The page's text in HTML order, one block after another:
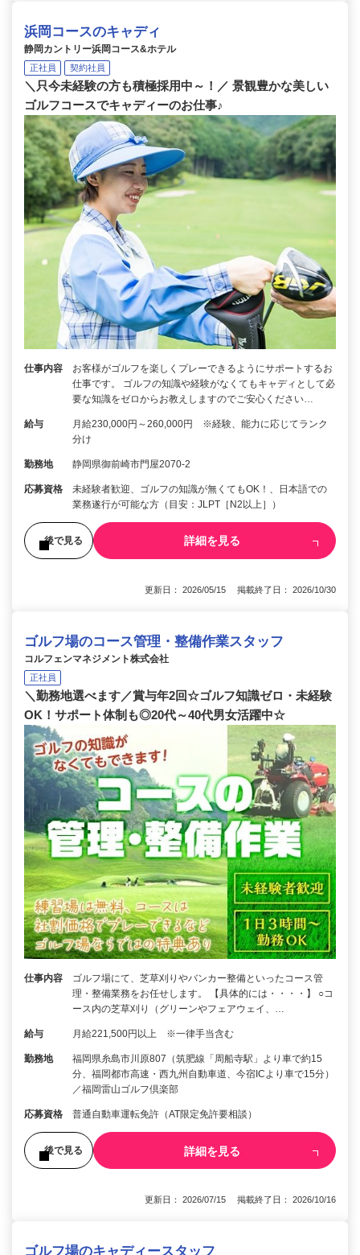
浜岡コースのキャディ
静岡カントリー浜岡コース&ホテル
正社員 契約社員
＼只今未経験の方も積極採用中～！／ 景観豊かな美しい
ゴルフコースでキャディーのお仕事♪
仕事内容
お客様がゴルフを楽しくプレーできるようにサポートするお
仕事です。 ゴルフの知識や経験がなくてもキャディとして必
要な知識をゼロからお教えしますのでご安心ください…
給与
月給230,000円～260,000円 ※経験、能力に応じてランク
分け
勤務地 静岡県御前崎市門屋2070-2
応募資格
未経験者歓迎、ゴルフの知識が無くてもOK！、日本語での
業務遂行が可能な方（目安：JLPT［N2以上］）
後で見る 詳細を見る
更新日： 2026/05/15 掲載終了日： 2026/10/30
ゴルフ場のコース管理・整備作業スタッフ
コルフェンマネジメント株式会社
正社員
＼勤務地選べます／賞与年2回☆ゴルフ知識ゼロ・未経験
OK！サポート体制も◎20代～40代男女活躍中☆
仕事内容
ゴルフ場にて、芝草刈りやバンカー整備といったコース管
理・整備業務をお任せします。 【具体的には・・・・】 ○コ
ース内の芝草刈り（グリーンやフェアウェイ、…
給与 月給221,500円以上 ※一律手当含む
勤務地
福岡県糸島市川原807（筑肥線「周船寺駅」より車で約15
分、福岡都市高速・西九州自動車道、今宿ICより車で15分）
／福岡雷山ゴルフ倶楽部
応募資格 普通自動車運転免許（AT限定免許要相談）
後で見る 詳細を見る
更新日： 2026/07/15 掲載終了日： 2026/10/16
ゴルフ場のキャディースタッフ